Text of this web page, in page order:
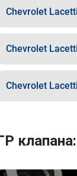
Chevrolet
Chevrolet
Chevrolet
клапана: